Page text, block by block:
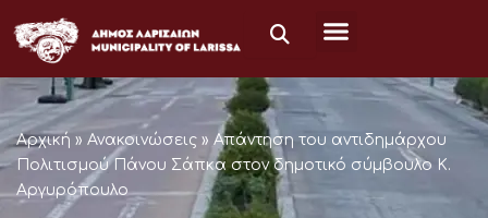
στο
περιεχόμενο
Αρχική » Ανακοινώσεις » Απάντηση του αντιδημάρχου
Πολιτισμού Πάνου Σάπκα στον δημοτικό σύμβουλο Κ.
Αργυρόπουλο